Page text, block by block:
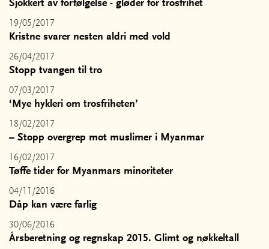
Sjokkert av forfølgelse - gløder for trosfrihet
19/05/2017
Kristne svarer nesten aldri med vold
26/04/2017
Stopp tvangen til tro
07/03/2017
‘Mye hykleri om trosfriheten’
18/02/2017
– Stopp overgrep mot muslimer i Myanmar
16/02/2017
Tøffe tider for Myanmars minoriteter
04/11/2016
Dåp kan være farlig
30/06/2016
Årsberetning og regnskap 2015. Glimt og nøkkeltall